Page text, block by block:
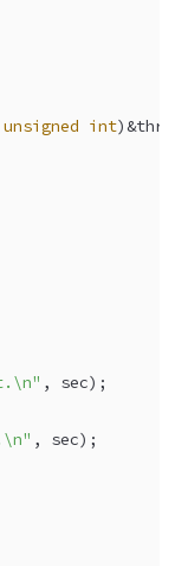
unsigned int
, sec);
, sec);